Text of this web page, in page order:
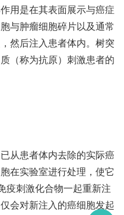
用是在其表面展示与癌症
与肿瘤细胞碎片以及通常
然后注入患者体内。树突
（称为抗原）刺激患者的
从患者体内去除的实际癌
在实验室进行处理，使它
疫刺激化合物一起重新注
会对新注入的癌细胞发起